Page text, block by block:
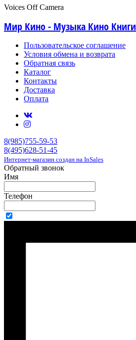
Voices Off Camera
Мир Кино - Музыка Кино Книги
Пользовательское соглашение
Условия обмена и возврата
Обратная связь
Каталог
Контакты
Доставка
Оплата
8(985)755-59-53
8(495)628-51-45
Интернет-магазин создан на InSales
Обратный звонок
Имя
Телефон